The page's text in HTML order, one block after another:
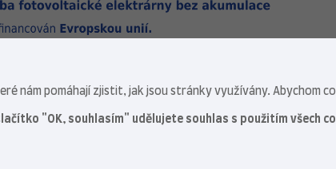
nám pomáhají zjistit, jak jsou stránky využívány. Abychom
"OK, souhlasím" udělujete souhlas s použitím všech